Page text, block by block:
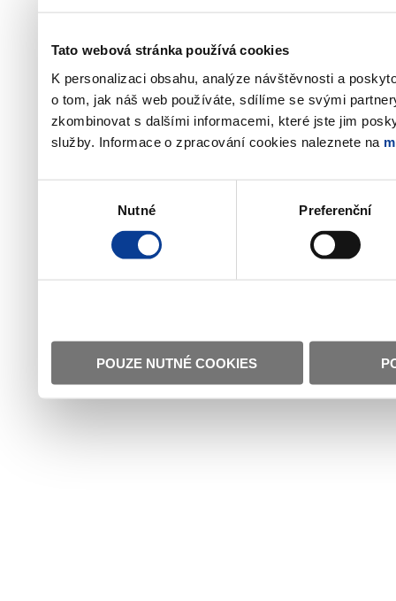
Tato webová stránka používá cookies
K personalizaci obsahu, analýze návštěvnosti a
o tom, jak náš web používáte, sdílíme se svými
zkombinovat s dalšími informacemi, které jste jim
služby. Informace o zpracování cookies naleznete na
Nutné Preferenční
POUZE NUTNÉ COOKIES